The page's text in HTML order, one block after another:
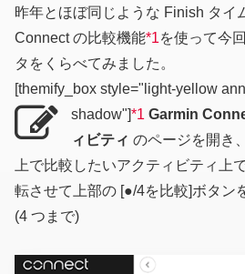
昨年とほぼ同じような Finish タイ
Connect の比較機能*1を使って今
タをくらべてみました。
[themify_box style="light-yellow
shadow"]*1 Garmin
ィビティ のページを開き
上で比較したいアクティビティ上
転させて上部の [●/4を比較]ボタン
(4 つまで)